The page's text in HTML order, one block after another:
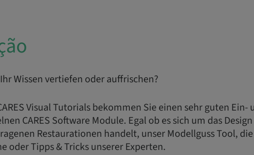
Wissen vertiefen oder auffrischen?
Visual Tutorials bekommen Sie einen sehr guten Ein-
CARES Software Module. Egal ob es sich um das
Restaurationen handelt, unser Modellguss Tool,
oder Tipps & Tricks unserer Experten.